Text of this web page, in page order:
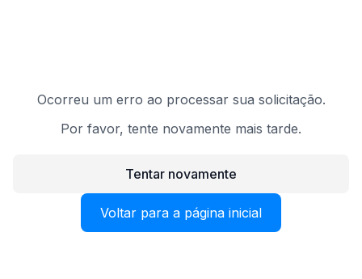
Ocorreu um erro ao processar sua solicitação.
Por favor, tente novamente mais tarde.
Tentar novamente
Voltar para a página inicial